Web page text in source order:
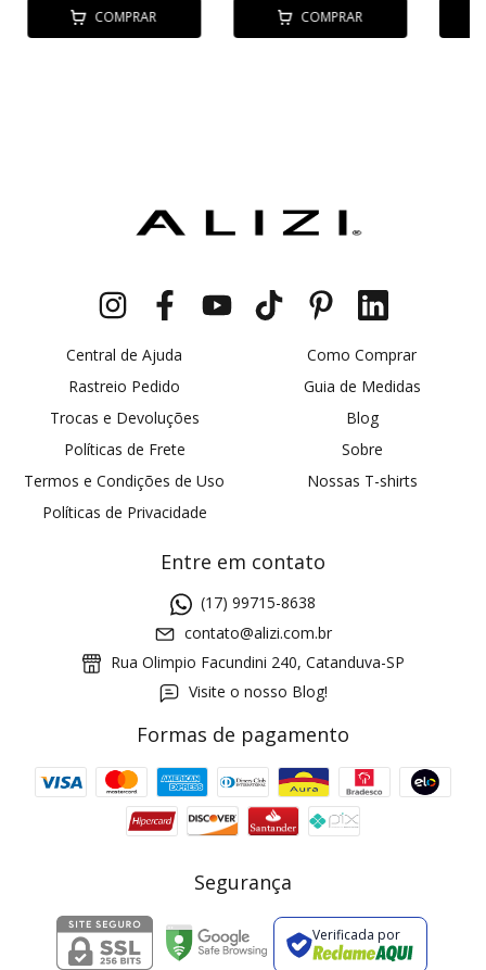
COMPRAR COMPRAR
Central de Ajuda
Rastreio Pedido
Trocas e Devoluções
Políticas de Frete
Termos e Condições de Uso
Políticas de Privacidade
Como Comprar
Guia de Medidas
Blog
Sobre
Nossas T-shirts
Entre em contato
(17) 99715-8638
contato@alizi.com.br
Rua Olimpio Facundini 240, Catanduva-SP
Visite o nosso Blog!
Formas de pagamento
Segurança
Verificada por
Cupom 1a compra: GANHE5
2 pecas 7% OFF